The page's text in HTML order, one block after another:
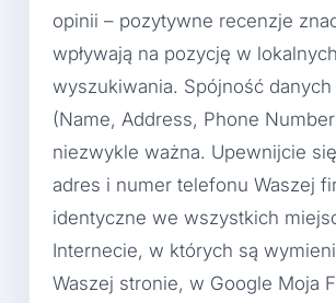
opinii – pozytywne recenzje
wpływają na pozycję w
wyszukiwania. Spójność danych
(Name, Address, Phone
niezwykle ważna. Upewnijcie
adres i numer telefonu Waszej
identyczne we wszystkich
Internecie, w których są
Waszej stronie, w Google Moja